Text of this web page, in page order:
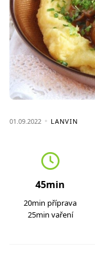
01.09.2022 LANVIN
45min
20min příprava
25min vaření